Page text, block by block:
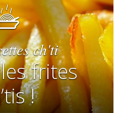
ch'ti
frites
!